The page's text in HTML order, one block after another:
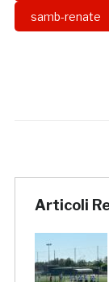
samb-renate
Articoli